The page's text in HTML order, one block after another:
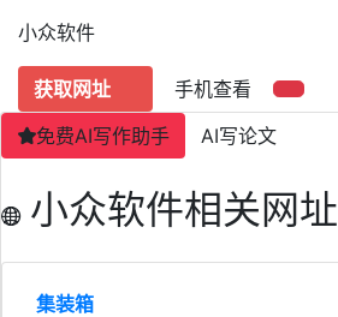
小众软件
获取网址
手机查看
免费AI写作助手
AI写论文
小众软件相关网址
集装箱